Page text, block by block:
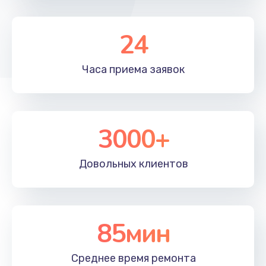
550 руб.
Заказать
Замена кнопки включения
Ремонт микрофона
24
Часа приема заявок
3000+
Довольных клиентов
85мин
Среднее время ремонта